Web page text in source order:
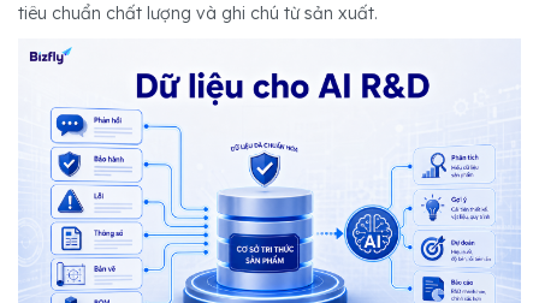
tiêu chuẩn chất lượng và ghi chú từ sản xuất.